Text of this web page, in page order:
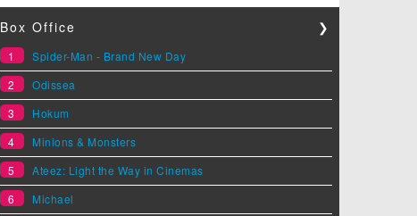
Box Office ❯
1
Spider-Man - Brand New Day
2
Odissea
3
Hokum
4
Minions & Monsters
5
Ateez: Light the Way in Cinemas
6
Michael